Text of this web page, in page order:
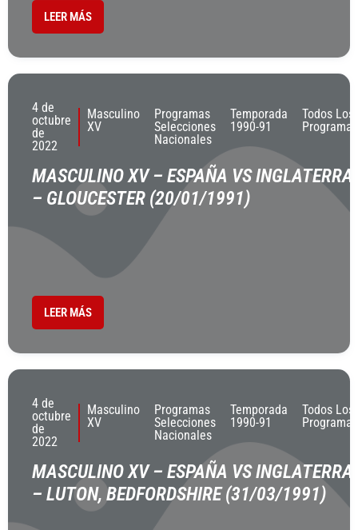
LEER MÁS
4 de
octubre
de
2022
Masculino
XV
Programas
Selecciones
Nacionales
Temporada
1990-91
Todos Los
Programas
MASCULINO XV – ESPAÑA VS INGLATERRA
– GLOUCESTER (20/01/1991)
LEER MÁS
4 de
octubre
de
2022
Masculino
XV
Programas
Selecciones
Nacionales
Temporada
1990-91
Todos Los
Programas
MASCULINO XV – ESPAÑA VS INGLATERRA
– LUTON, BEDFORDSHIRE (31/03/1991)